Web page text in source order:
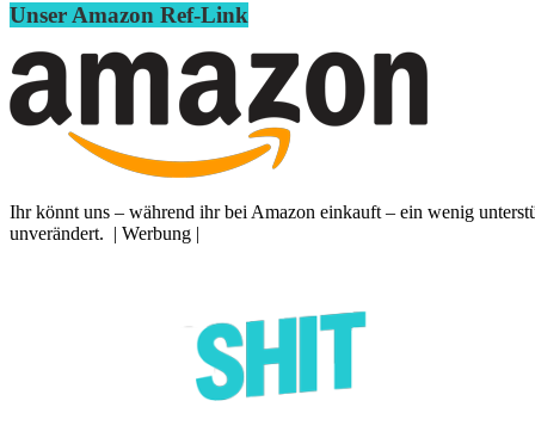
Unser Amazon Ref-Link
Ihr könnt uns – während ihr bei Amazon einkauft – ein wenig
unverändert. | Werbung |